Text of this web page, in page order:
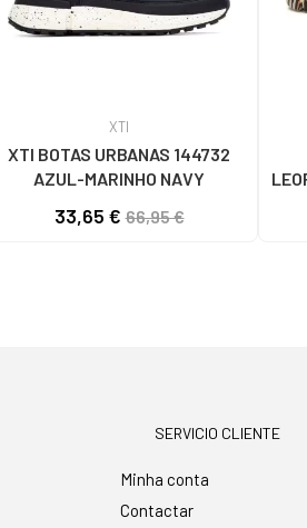
XTI
XTI BOTAS URBANAS 144732
AZUL-MARINHO NAVY
33,65 €66,95 €
SERVICIO CLIENTE
Minha conta
Contactar